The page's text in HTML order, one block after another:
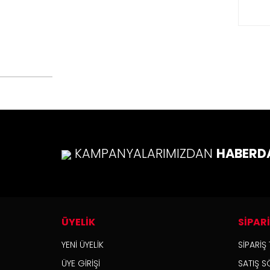
KAMPANYALARIMIZDAN
ÜYELİK
YENİ ÜYELİK
ÜYE GİRİŞİ
SİPARİŞ
SATIŞ